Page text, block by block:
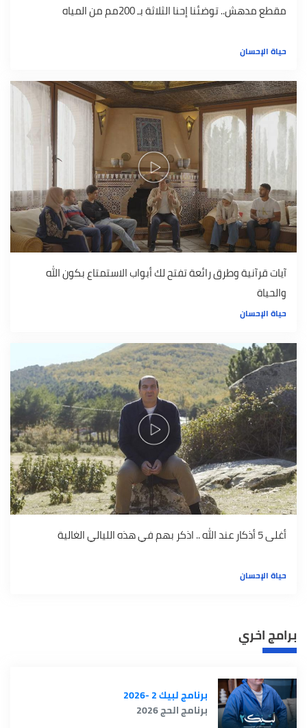
مقطع مدهش.. توضئنا إحنا الثلاثة بـ 200مم من المياه
حياة الإحسان
آيات قرآنية وطرق رائعة تفتح لك أبواب الاستمتاع بكون الله
والحياة
حياة الإحسان
أغلى 5 أذكار عند الله .. اذكر بهم في هذه الليالي الغالية
حياة الإحسان
برامج اخري
برنامج لبيك 2 -2026
برنامج الحج 2026